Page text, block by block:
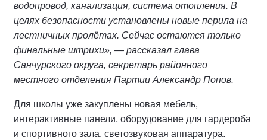
водопровод, канализация, система отопления. В
целях безопасности установлены новые перила на
лестничных пролётах. Сейчас остаются только
финальные штрихи», — рассказал глава
Санчурского округа, секретарь районного
местного отделения Партии Александр Попов.
Для школы уже закуплены новая мебель,
интерактивные панели, оборудование для гардероба
и спортивного зала, светозвуковая аппаратура.